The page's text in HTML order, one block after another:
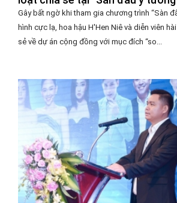
Gây bất ngờ khi tham gia chương trình “Sàn
hình cực lạ, hoa hậu H'Hen Niê và diễn viên
sẻ về dự án cộng đồng với mục đích “so...